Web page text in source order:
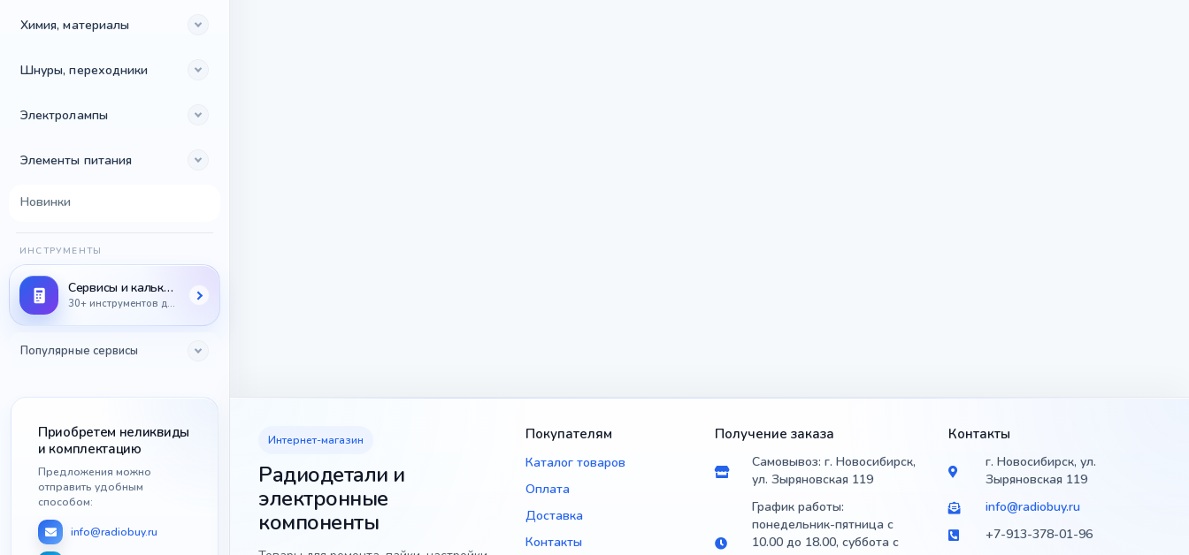
Химия, материалы
Шнуры, переходники
Электролампы
Элементы питания
Новинки
ИНСТРУМЕНТЫ
Сервисы и калькуляторы
30+ инструментов для радиодеталей
Популярные сервисы
Приобретем неликвиды
и комплектацию
Предложения можно
отправить удобным
способом:
info@radiobuy.ru
Интернет-магазин
Радиодетали и
электронные
компоненты
Покупателям
Каталог товаров
Оплата
Доставка
Контакты
Получение заказа
Самовывоз: г. Новосибирск,
ул. Зыряновская 119
График работы:
понедельник-пятница с
10.00 до 18.00, суббота с
Контакты
г. Новосибирск, ул.
Зыряновская 119
info@radiobuy.ru
+7-913-378-01-96